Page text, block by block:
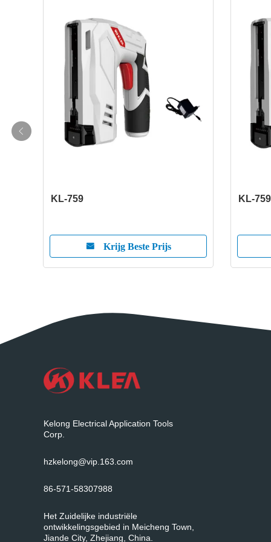
KL-759
Krijg Beste Prijs
KL-
Kelong Electrical Application Tools
Corp.
hzkelong@vip.163.com
86-571-58307988
Het Zuidelijke industriële
ontwikkelingsgebied in Meicheng Town,
Jiande City, Zhejiang, China.